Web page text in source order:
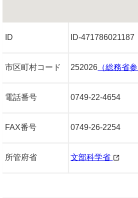
ID ID-471786021187
市区町村コード 252026 （総務省参
電話番号 0749-22-4654
FAX番号 0749-26-2254
所管府省 文部科学省